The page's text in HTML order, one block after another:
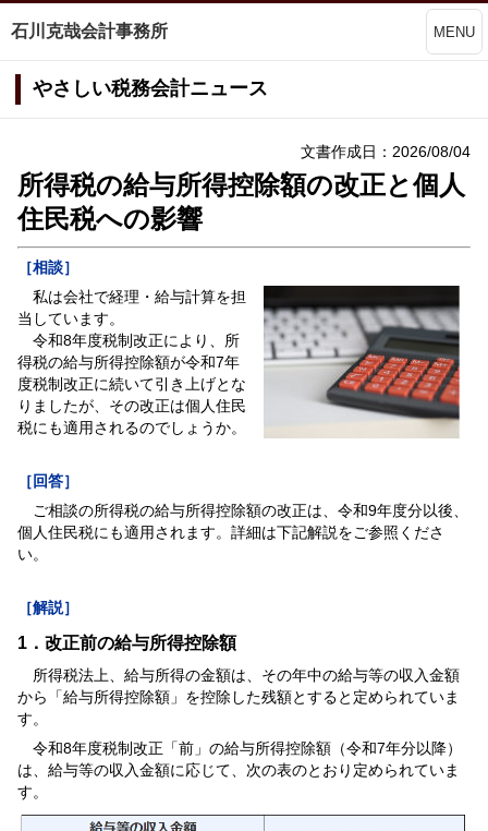
石川克哉会計事務所 MENU
やさしい税務会計ニュース
文書作成日：2026/08/04
所得税の給与所得控除額の改正と個人
住民税への影響
［相談］
私は会社で経理・給与計算を担
当しています。
令和8年度税制改正により、所
得税の給与所得控除額が令和7年
度税制改正に続いて引き上げとな
りましたが、その改正は個人住民
税にも適用されるのでしょうか。
［回答］
ご相談の所得税の給与所得控除額の改正は、令和9年度分以後、
個人住民税にも適用されます。詳細は下記解説をご参照くださ
い。
［解説］
1．改正前の給与所得控除額
所得税法上、給与所得の金額は、その年中の給与等の収入金額
から「給与所得控除額」を控除した残額とすると定められていま
す。
令和8年度税制改正「前」の給与所得控除額（令和7年分以降）
は、給与等の収入金額に応じて、次の表のとおり定められていま
す。